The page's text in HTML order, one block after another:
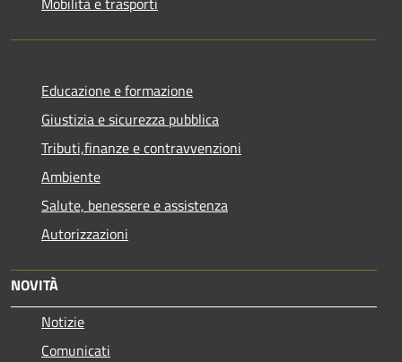
Educazione e formazione
Giustizia e sicurezza pubblica
Tributi,finanze e contravvenzioni
Ambiente
Salute, benessere e assistenza
Autorizzazioni
NOVITÀ
Notizie
Comunicati